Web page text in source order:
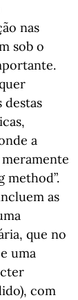
nas
sob o
destas
a
method”.
as
que no
uma
com